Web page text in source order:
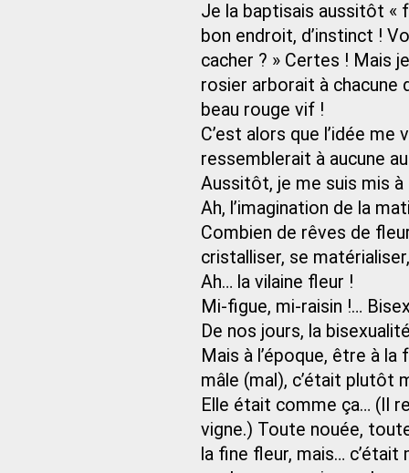
Je la baptisais aussitôt «
bon endroit, d’instinct !
cacher ? » Certes ! Mais
rosier arborait à chacune
beau rouge vif !
C’est alors que l’idée
ressemblerait à aucune
Aussitôt, je me suis mis à
Ah, l’imagination de la
Combien de rêves de
cristalliser, se
Ah… la vilaine fleur !
Mi-figue, mi-raisin !…
De nos jours, la
Mais à l’époque, être à
mâle (mal), c’était plutôt
Elle était comme ça… (Il
vigne.) Toute nouée,
la fine fleur, mais… c’était